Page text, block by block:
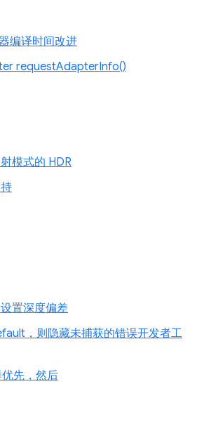
编译时间改进
requestAdapterInfo()
模式的 HDR
置深度偏差
，则隐藏未捕获的错误开发者工
先，然后